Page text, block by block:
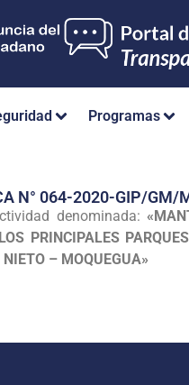
Programas
N° 064-2020-GIP/GM/
denominada:
PRINCIPALES
– MOQUEGUA»